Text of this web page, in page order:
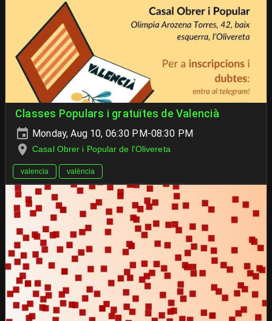
Classes Populars i gratuïtes de Valencià
Monday, Aug 10, 06:30 PM-08:30 PM
Casal Obrer i Popular de l'Olivereta
valencia valència